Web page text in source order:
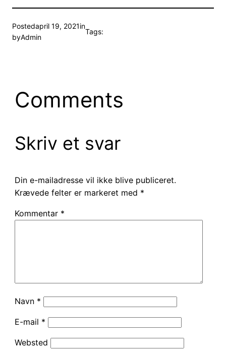
Postedapril 19, 2021in
byAdmin
Tags:
Comments
Skriv et svar
Din e-mailadresse vil ikke blive publiceret.
Krævede felter er markeret med *
Kommentar *
Navn *
E-mail *
Websted